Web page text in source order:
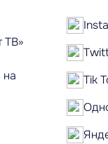
ТВ»
на
Tik